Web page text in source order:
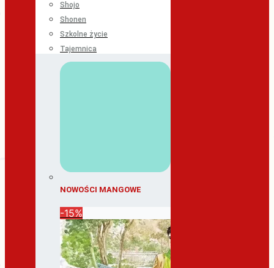
Shojo
Shonen
Szkolne życie
Tajemnica
NOWOŚCI MANGOWE
-15%